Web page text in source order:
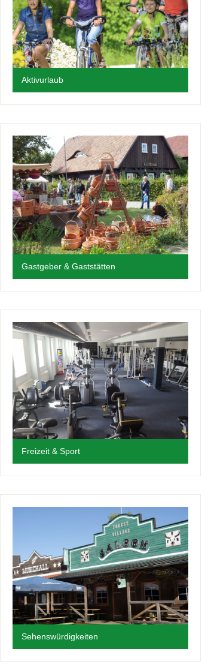
Aktivurlaub
Gastgeber & Gaststätten
Freizeit & Sport
Sehenswürdigkeiten